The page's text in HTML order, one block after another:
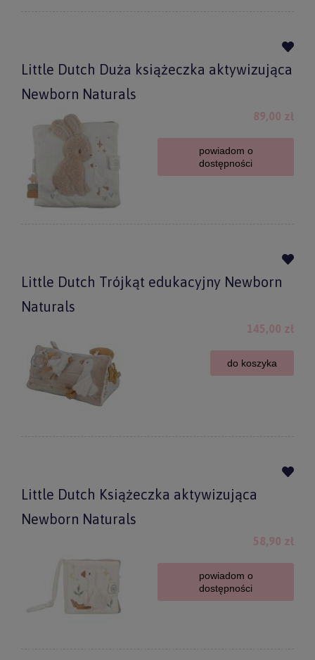
Little Dutch Duża książeczka aktywizująca
Newborn Naturals
89,00 zł
powiadom o
dostępności
Little Dutch Trójkąt edukacyjny Newborn
Naturals
145,00 zł
do koszyka
Little Dutch Książeczka aktywizująca
Newborn Naturals
58,90 zł
powiadom o
dostępności